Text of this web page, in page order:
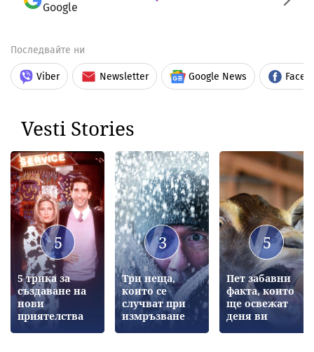
Google
Последвайте ни
Viber Newsletter Google News
Vesti Stories
5
5 трика за
създаване на
нови
приятелства
3
Три неща,
които се
случват при
измръзване
5
Пет забавни
факта, които
ще освежат
деня ви